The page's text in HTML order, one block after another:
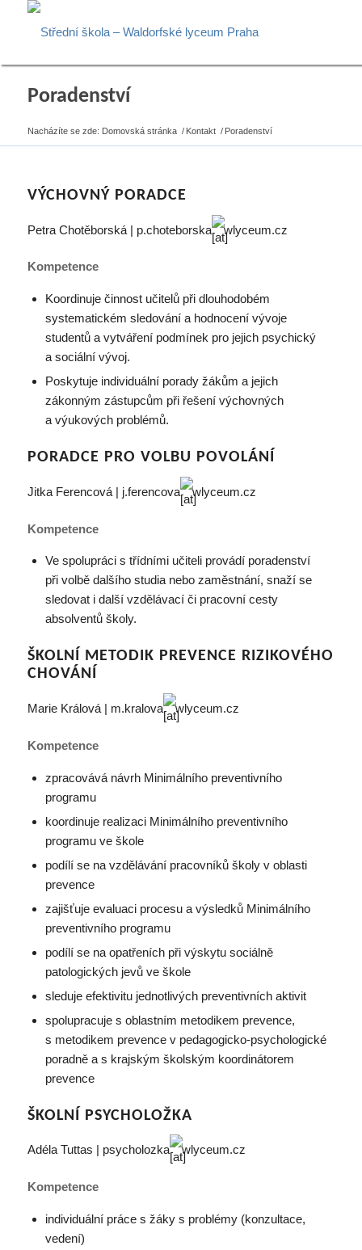
Poradenství
Nacházíte se zde: Domovská stránka / Kontakt / Poradenství
VÝCHOVNÝ PORADCE
Petra Chotěborská | p.choteborska wlyceum.cz
Kompetence
Koordinuje činnost učitelů při dlouhodobém
systematickém sledování a hodnocení vývoje
studentů a vytváření podmínek pro jejich psychický
a sociální vývoj.
Poskytuje individuální porady žákům a jejich
zákonným zástupcům při řešení výchovných
a výukových problémů.
PORADCE PRO VOLBU POVOLÁNÍ
Jitka Ferencová | j.ferencova wlyceum.cz
Kompetence
Ve spolupráci s třídními učiteli provádí poradenství
při volbě dalšího studia nebo zaměstnání, snaží se
sledovat i další vzdělávací či pracovní cesty
absolventů školy.
ŠKOLNÍ METODIK PREVENCE RIZIKOVÉHO
CHOVÁNÍ
Marie Králová | m.kralova wlyceum.cz
Kompetence
zpracovává návrh Minimálního preventivního
programu
koordinuje realizaci Minimálního preventivního
programu ve škole
podílí se na vzdělávání pracovníků školy v oblasti
prevence
zajišťuje evaluaci procesu a výsledků Minimálního
preventivního programu
podílí se na opatřeních při výskytu sociálně
patologických jevů ve škole
sleduje efektivitu jednotlivých preventivních aktivit
spolupracuje s oblastním metodikem prevence,
s metodikem prevence v pedagogicko-psychologické
poradně a s krajským školským koordinátorem
prevence
ŠKOLNÍ PSYCHOLOŽKA
Adéla Tuttas | psycholozka wlyceum.cz
Kompetence
individuální práce s žáky s problémy (konzultace,
vedení)